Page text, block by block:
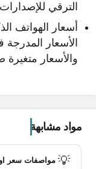
الترقي
أسعار الهواتف
الأسعار
والأسعار
مواد مشابهة
💡 مواصفات سعر اوبو رينو 7 زد فايف جي
محتويات المقال